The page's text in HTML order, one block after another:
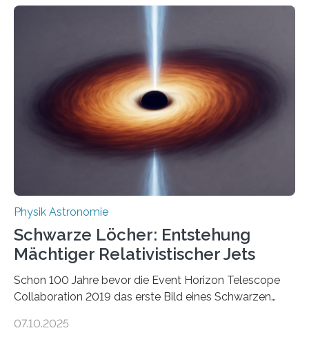
Quantenmotoren voranbringen. Das
Wissenschaftsjournal Science Advances veröffentlichte
die Herleitung. (DOI: 10.1126/sciadv.adw8462)
Verbrennungsmotoren oder Dampfturbinen sind
Wärmekraftmaschinen: Sie wandeln thermische
Energie in mechanische Bewegung um – oder anders
ausgedrückt, Wärme in Bewegung. In
quantenmechanischen Experimenten ist es in den…
Physik Astronomie
Schwarze Löcher: Entstehung
Mächtiger Relativistischer Jets
Schon 100 Jahre bevor die Event Horizon Telescope
Collaboration 2019 das erste Bild eines Schwarzen
hatte der Astronom Heber Curtis einen seltsamen
07.10.2025